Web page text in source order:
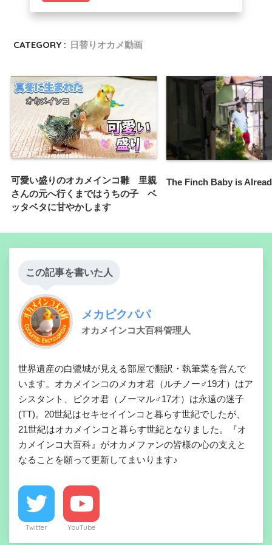
CATEGORY : 日替りオカメ動画
可愛い盛りのオカメインコ雛 里親
さんの元へ行くまではうちの子 ベ
ッタベタに甘やかします
The Finch Baby is
この記事を書いた人
メカピクパパ
オカメインコ大百科管理人
世界遺産の白鷺城が見える部屋で翻訳・執筆業を営んで
います。オカメインコのメカオ君（ルチノー♂19才）はア
シスタント、ピクオ君（ノーマル♂17才）は永遠の迷子
(TT)。20世紀はセキセイインコと暮らす世紀でしたが、
21世紀はオカメインコと暮らす世紀となりました。『オ
カメインコ大百科』がオカメファンの皆様の心の支えと
なることを願って更新してまいります♪
Twitter YouTube